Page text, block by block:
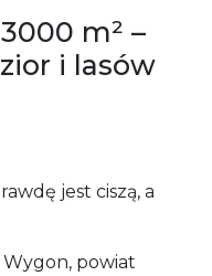
m² –
i lasów
jest ciszą, a
Wygon, powiat